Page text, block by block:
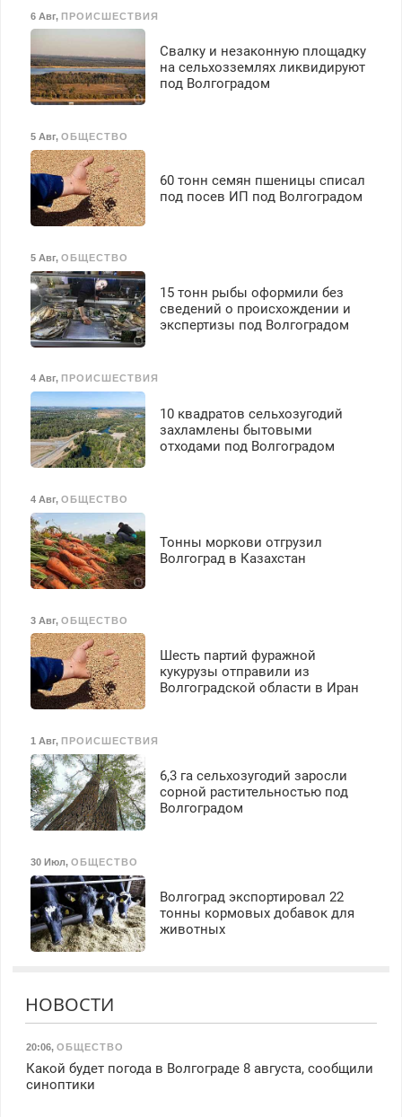
работа инспектором по
безопасности с з/п до
125000 руб.
6 Авг, ПРОИСШЕСТВИЯ
Свалку и незаконную площадку
на сельхозземлях ликвидируют
под Волгоградом
5 Авг, ОБЩЕСТВО
60 тонн семян пшеницы списал
под посев ИП под Волгоградом
5 Авг, ОБЩЕСТВО
15 тонн рыбы оформили без
сведений о происхождении и
экспертизы под Волгоградом
4 Авг, ПРОИСШЕСТВИЯ
10 квадратов сельхозугодий
захламлены бытовыми
отходами под Волгоградом
4 Авг, ОБЩЕСТВО
Тонны моркови отгрузил
Волгоград в Казахстан
3 Авг, ОБЩЕСТВО
Шесть партий фуражной
кукурузы отправили из
Волгоградской области в Иран
1 Авг, ПРОИСШЕСТВИЯ
6,3 га сельхозугодий заросли
сорной растительностью под
Волгоградом
30 Июл, ОБЩЕСТВО
Волгоград экспортировал 22
тонны кормовых добавок для
животных
НОВОСТИ
20:06, ОБЩЕСТВО
Какой будет погода в Волгограде 8 августа, сообщили
синоптики